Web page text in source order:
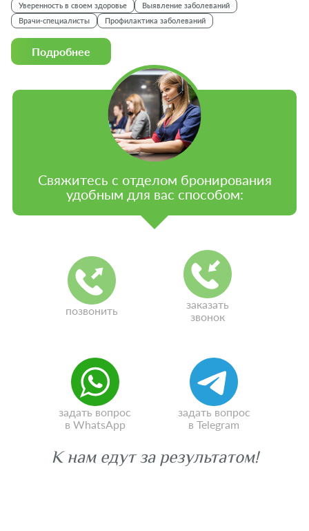
Уверенность в своем здоровье
Выявление заболеваний
Врачи-специалисты
Профилактика заболеваний
Подробнее
Свяжитесь с отделом бронирования
удобным для вас способом:
позвонить
заказать
звонок
задать вопрос
в WhatsApp
задать вопрос
в Telegram
К нам едут за результатом!